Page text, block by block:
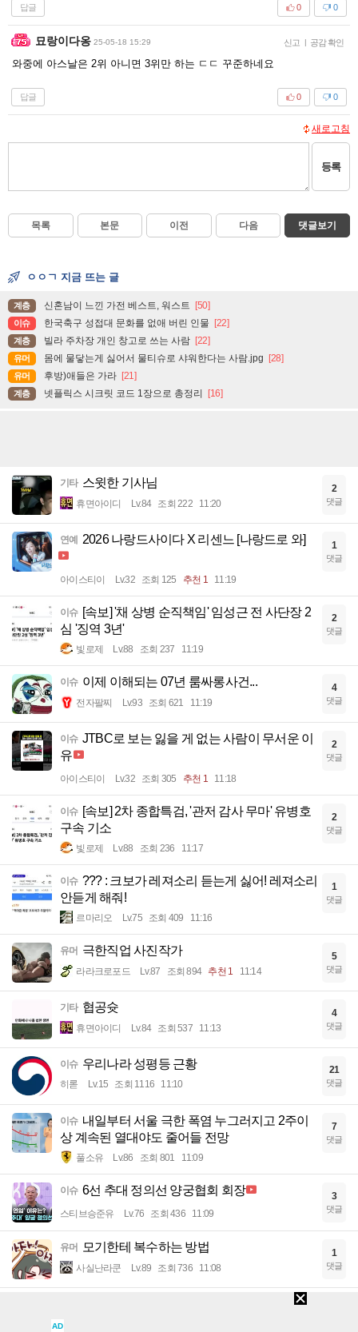
답글 0
0
묘랑이다옹 25-05-18 15:29 신고 | 공감 확인
와중에 아스날은 2위 아니면 3위만 하는 ㄷㄷ 꾸준하네요
답글 0
0
새로고침
등록
목록 본문 이전 다음 댓글보기
ㅇㅇㄱ 지금 뜨는 글
계층 신혼남이 느낀 가전 베스트, 워스트 [50]
이슈 한국축구 성접대 문화를 없애 버린 인물 [22]
계층 빌라 주차장 개인 창고로 쓰는 사람 [22]
유머 몸에 물닿는게 싫어서 물티슈로 샤워한다는 사람.jpg [28]
유머 후방)애들은 가라 [21]
계층 넷플릭스 시크릿 코드 1장으로 총정리 [16]
기타 스윗한 기사님
휴면아이디 Lv.84 조회 222 11:20
2
댓글
연예 2026 나랑드사이다 X 리센느 [나랑드로 와]
아이스티이 Lv.32 조회 125 추천 1 11:19
1
댓글
이슈 [속보] '채 상병 순직책임' 임성근 전 사단장 2
심 '징역 3년'
빛로제 Lv.88 조회 237 11:19
2
댓글
이슈 이제 이해되는 07년 룸싸롱사건...
전자팔찌 Lv.93 조회 621 11:19
4
댓글
이슈 JTBC로 보는 잃을 게 없는 사람이 무서운 이
유
아이스티이 Lv.32 조회 305 추천 1 11:18
2
댓글
이슈 [속보] 2차 종합특검, '관저 감사 무마' 유병호
구속 기소
빛로제 Lv.88 조회 236 11:17
2
댓글
이슈 ??? : 크보가 레져소리 듣는게 싫어! 레져소리
안듣게 해줘!
르마리오 Lv.75 조회 409 11:16
1
댓글
유머 극한직업 사진작가
라라크로포드 Lv.87 조회 894 추천 1 11:14
5
댓글
기타 협공슛
휴면아이디 Lv.84 조회 537 11:13
4
댓글
이슈 우리나라 성평등 근황
히롣 Lv.15 조회 1116 11:10
21
댓글
이슈 내일부터 서울 극한 폭염 누그러지고 2주이
상 계속된 열대야도 줄어들 전망
풀소유 Lv.86 조회 801 11:09
7
댓글
이슈 6선 추대 정의선 양궁협회 회장
스티브승준유 Lv.76 조회 436 11:09
3
댓글
유머 모기한테 복수하는 방법
사실난라쿤 Lv.89 조회 736 11:08
1
댓글
AD